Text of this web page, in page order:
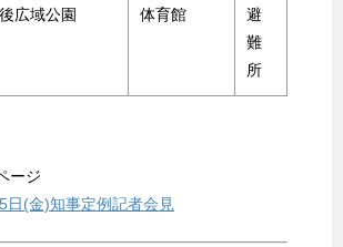
広域公園 体育館
避
難
所
ージ
日(金)知事定例記者会見